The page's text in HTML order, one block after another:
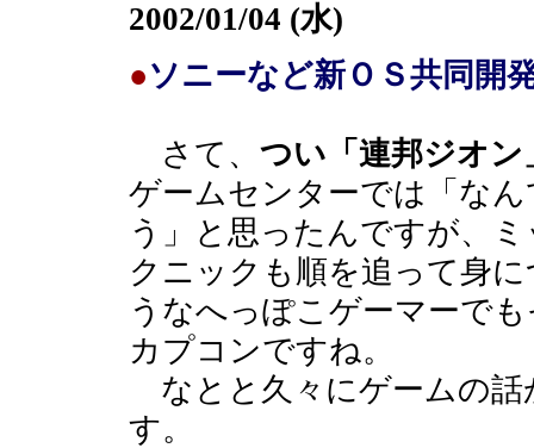
2002/01/04 (水)
●ソニーなど新ＯＳ共同開
さて、 つい「連邦ジオ
ゲームセンターでは「な
う」と思ったんですが、
クニックも順を追って身
うなへっぽこゲーマーで
カプコンですね。
なとと久々にゲームの話
す。